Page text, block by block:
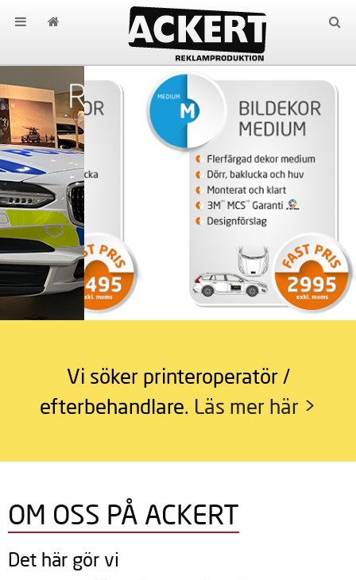
Vi söker printeroperatör /
efterbehandlare. Läs mer här >
OM OSS PÅ ACKERT
Det här gör vi